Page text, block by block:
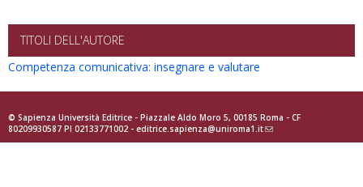
TITOLI DELL'AUTORE
Competenza comunicativa: insegnare e valutare
© Sapienza Università Editrice - Piazzale Aldo Moro 5, 00185 Roma - CF
80209930587 PI 02133771002 - editrice.sapienza@uniroma1.it(link
sends